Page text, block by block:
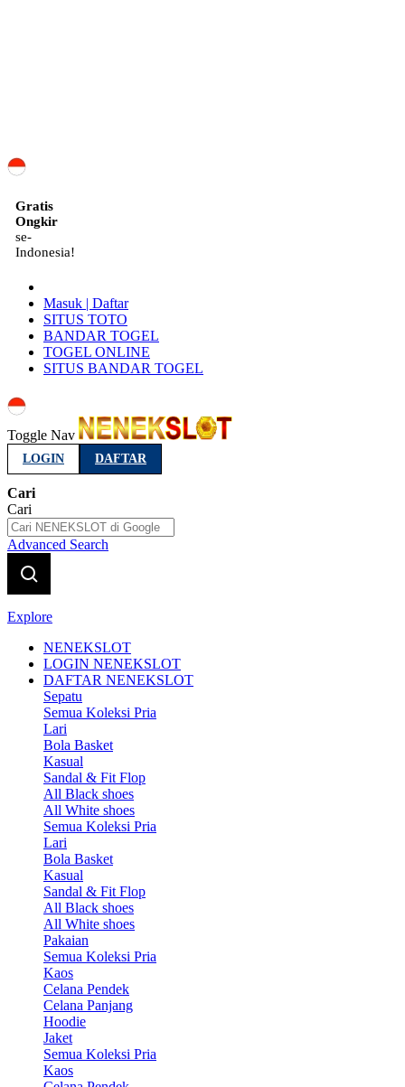
Gratis
Ongkir
se-
Indonesia!
Masuk | Daftar
SITUS TOTO
BANDAR TOGEL
TOGEL ONLINE
SITUS BANDAR TOGEL
Toggle Nav
LOGIN DAFTAR
Cari
Cari
Advanced Search
Explore
NENEKSLOT
LOGIN NENEKSLOT
DAFTAR NENEKSLOT
Sepatu
Semua Koleksi Pria
Lari
Bola Basket
Kasual
Sandal & Fit Flop
All Black shoes
All White shoes
Semua Koleksi Pria
Lari
Bola Basket
Kasual
Sandal & Fit Flop
All Black shoes
All White shoes
Pakaian
Semua Koleksi Pria
Kaos
Celana Pendek
Celana Panjang
Hoodie
Jaket
Semua Koleksi Pria
Kaos